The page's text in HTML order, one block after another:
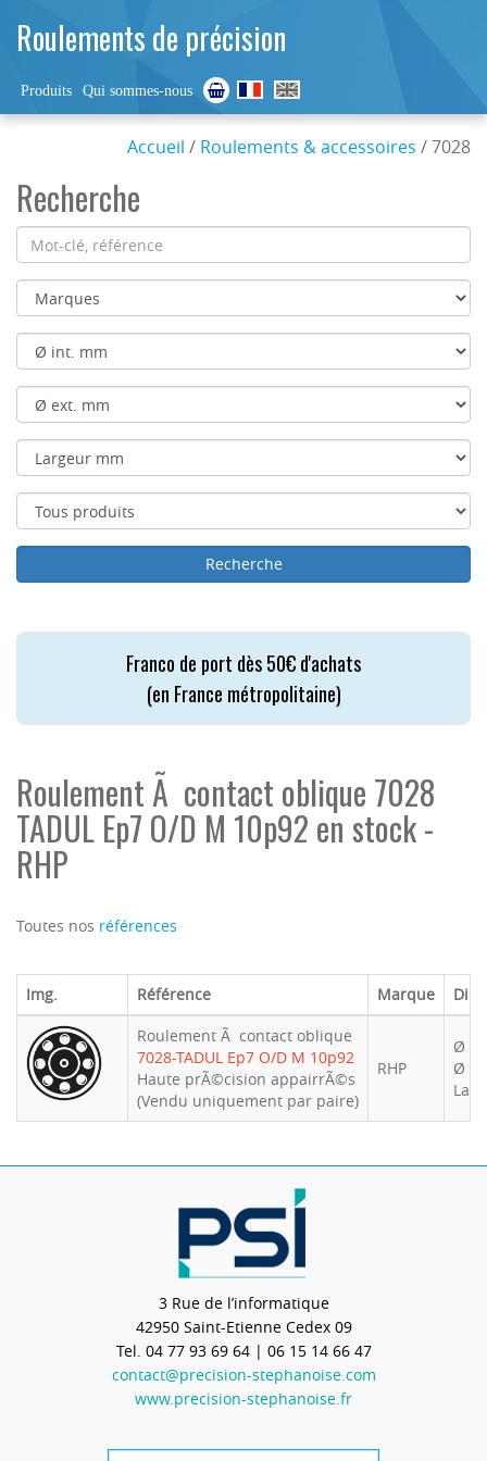
Roulements de précision
Produits Qui sommes-nous
Accueil / Roulements & accessoires / 7028
Recherche
Franco de port dès 50€ d'achats
(en France métropolitaine)
Roulement Ã contact oblique 7028
TADUL Ep7 O/D M 10p92 en stock -
RHP
Toutes nos références
Img. Référence Marque
Roulement Ã contact oblique
7028-TADUL Ep7 O/D M 10p92
Haute prÃ©cision appairrÃ©s
(Vendu uniquement par paire)
RHP
Ø
Ø
3 Rue de l’informatique
42950 Saint-Etienne Cedex 09
Tel. 04 77 93 69 64| 06 15 14 66 47
contact@precision-stephanoise.com
www.precision-stephanoise.fr